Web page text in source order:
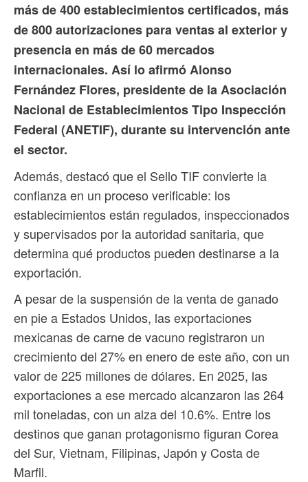
más de 400 establecimientos certificados, más
de 800 autorizaciones para ventas al exterior y
presencia en más de 60 mercados
internacionales. Así lo afirmó Alonso
Fernández Flores, presidente de la Asociación
Nacional de Establecimientos Tipo Inspección
Federal (ANETIF), durante su intervención ante
el sector.
Además, destacó que el Sello TIF convierte la
confianza en un proceso verificable: los
establecimientos están regulados, inspeccionados
y supervisados por la autoridad sanitaria, que
determina qué productos pueden destinarse a la
exportación.
A pesar de la suspensión de la venta de ganado
en pie a Estados Unidos, las exportaciones
mexicanas de carne de vacuno registraron un
crecimiento del 27% en enero de este año, con un
valor de 225 millones de dólares. En 2025, las
exportaciones a ese mercado alcanzaron las 264
mil toneladas, con un alza del 10.6%. Entre los
destinos que ganan protagonismo figuran Corea
del Sur, Vietnam, Filipinas, Japón y Costa de
Marfil.